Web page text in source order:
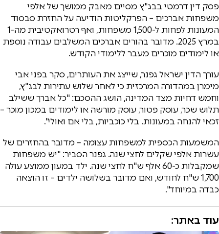
פסק דין דרמטי בבג"ץ מסיים מאבק ממושך של אלפי
משפחות אברכים – הפרקליטות הודיעה על החזרת סבסוד
המעונות לפחות ל-1,500 משפחות, ואף רטרואקטיבית מה-1
במרץ 2025. מדובר בהורים אברכים המשלבים עבודה נוספת
או לימודים מוכרים מעבר ללימודי הקודש.
עורך הדין ישראל גפנר, שייצג את העותרים, סקר בפני אבי
מימרן במהדורה המרכזית כי לאחר שלוש עתירות לבג"ץ,
וחמש דחיות מצד המדינה, הושג ההסכם: "כל אברך ששילב
תלוש שכר, עוסק פטור, עוסק מורשה או לימודים במכון מוכר –
זכאי להנחה במעונות. בלי כוכביות, בלי אם ואולי".
המשמעות הכספית למשפחות עצומה – מדובר בהחזרים של
עשרות אלפי שקלים לחצי שנה. גפנר הסביר: "יש משפחות
שמקבלות כ-60 אלף ש"ח לחצי שנה. ילד במעון ממוצע עולה
1,700 ש"ח לחודש, ואם מדובר בשלושה ילדים – זו הוצאה
כבדה במיוחד".
עוד באתר: